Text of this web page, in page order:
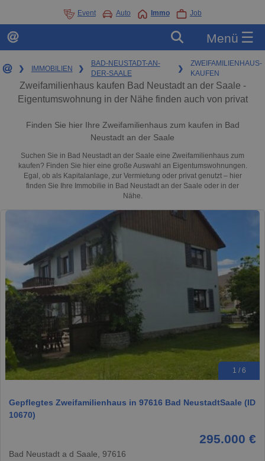
Event Auto Immo Job
Menü ☰
❯ IMMOBILIEN ❯
BAD-NEUSTADT-AN-
DER-SAALE
❯
ZWEIFAMILIENHAUS-
KAUFEN
Zweifamilienhaus kaufen Bad Neustadt an der Saale -
Eigentumswohnung in der Nähe finden auch von privat
Finden Sie hier Ihre Zweifamilienhaus zum kaufen in Bad
Neustadt an der Saale
Suchen Sie in Bad Neustadt an der Saale eine Zweifamilienhaus zum
kaufen? Finden Sie hier eine große Auswahl an Eigentumswohnungen.
Egal, ob als Kapitalanlage, zur Vermietung oder privat genutzt – hier
finden Sie Ihre Immobilie in Bad Neustadt an der Saale oder in der
Nähe.
1 / 6
Gepflegtes Zweifamilienhaus in 97616 Bad NeustadtSaale (ID
10670)
295.000 €
Bad Neustadt a d Saale, 97616